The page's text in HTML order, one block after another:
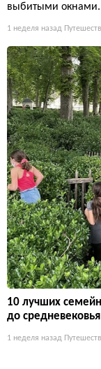
выбитыми окнами.
1 неделя назад
10 лучших
до средневековья
1 неделя назад